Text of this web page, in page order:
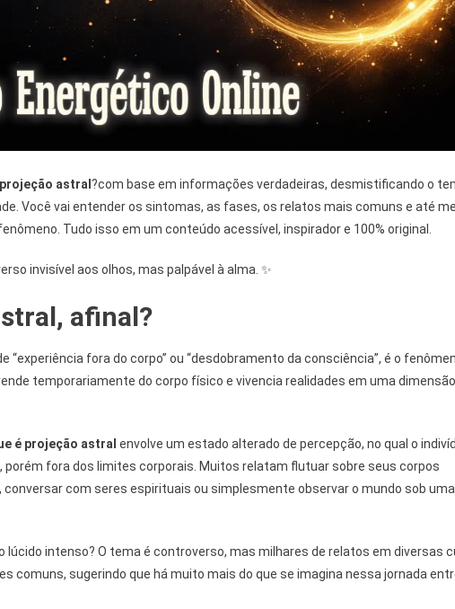
astral ?com base em informações verdadeiras, desmistificando o
Você vai entender os sintomas, as fases, os relatos mais comuns e até
Tudo isso em um conteúdo acessível, inspirador e 100% original.
invisível aos olhos, mas palpável à alma. ✨
afinal?
“experiência fora do corpo” ou “desdobramento da consciência”, é o
temporariamente do corpo físico e vivencia realidades em uma
é projeção astral envolve um estado alterado de percepção, no qual o
fora dos limites corporais. Muitos relatam flutuar sobre seus corpos
com seres espirituais ou simplesmente observar o mundo sob
lúcido intenso? O tema é controverso, mas milhares de relatos em diversas
comuns, sugerindo que há muito mais do que se imagina nessa jornada